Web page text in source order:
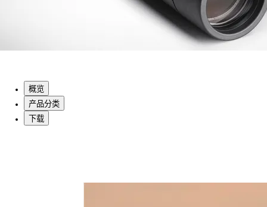
概览
产品分类
下载